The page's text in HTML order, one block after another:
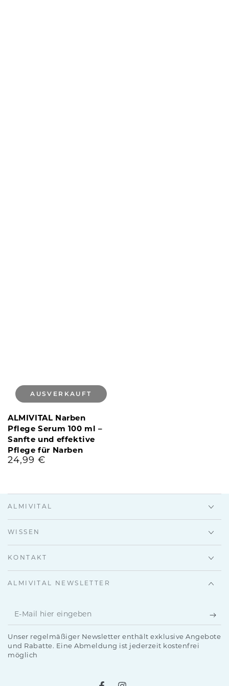
ALMIVITAL Narben
Pflege Serum 100 ml –
Sanfte und effektive
Pflege für Narben
Regulärer
24,99 €
AUSVERKAUFT
ALMIVITAL
WISSEN
KONTAKT
ALMIVITAL NEWSLETTER
E-
Mail
hier
eingeben
Unser regelmäßiger Newsletter enthält exklusive Angebote
und Rabatte. Eine Abmeldung ist jederzeit kostenfrei
möglich